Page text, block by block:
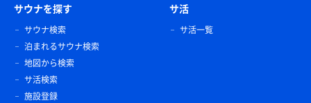
サウナを探す
サウナ検索
泊まれるサウナ検索
地図から検索
サ活検索
施設登録
サ活
サ活一覧